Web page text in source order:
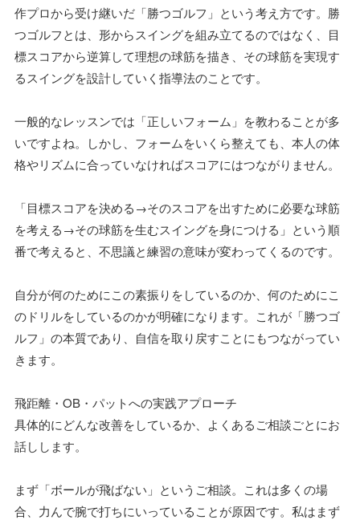
作プロから受け継いだ「勝つゴルフ」という考え方です。勝
つゴルフとは、形からスイングを組み立てるのではなく、目
標スコアから逆算して理想の球筋を描き、その球筋を実現す
るスイングを設計していく指導法のことです。
一般的なレッスンでは「正しいフォーム」を教わることが多
いですよね。しかし、フォームをいくら整えても、本人の体
格やリズムに合っていなければスコアにはつながりません。
「目標スコアを決める→そのスコアを出すために必要な球筋
を考える→その球筋を生むスイングを身につける」という順
番で考えると、不思議と練習の意味が変わってくるのです。
自分が何のためにこの素振りをしているのか、何のためにこ
のドリルをしているのかが明確になります。これが「勝つゴ
ルフ」の本質であり、自信を取り戻すことにもつながってい
きます。
飛距離・OB・パットへの実践アプローチ
具体的にどんな改善をしているか、よくあるご相談ごとにお
話しします。
まず「ボールが飛ばない」というご相談。これは多くの場
合、力んで腕で打ちにいっていることが原因です。私はまず